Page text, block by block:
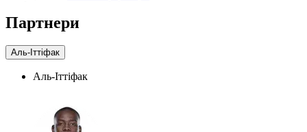
Партнери
Аль-Іттіфак
Аль-Іттіфак